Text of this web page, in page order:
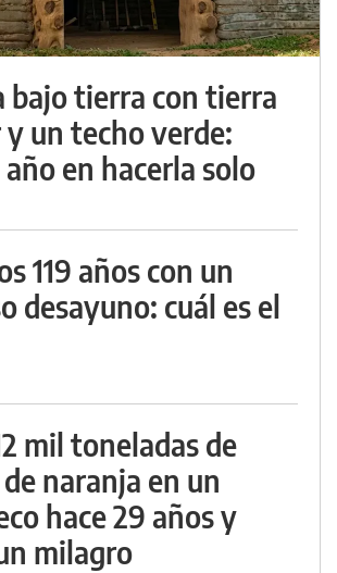
bajo tierra con tierra
un techo verde:
en hacerla solo
119 años con un
desayuno: cuál es el
mil toneladas de
naranja en un
hace 29 años y
milagro